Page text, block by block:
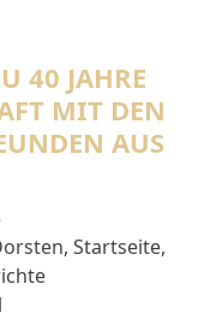
40 JAHRE
MIT DEN
AUS
, Startseite,